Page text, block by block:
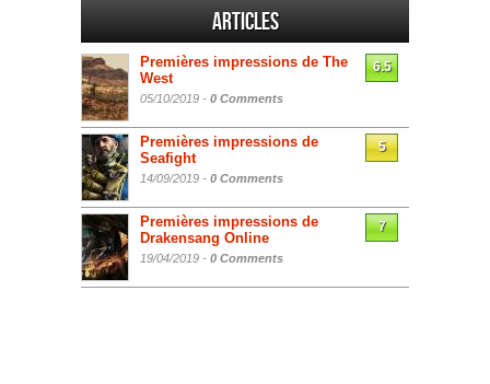
Articles
Premières impressions de The
West
05/10/2019 - 0 Comments
6.5
Premières impressions de
Seafight
14/09/2019 - 0 Comments
5
Premières impressions de
Drakensang Online
19/04/2019 - 0 Comments
7